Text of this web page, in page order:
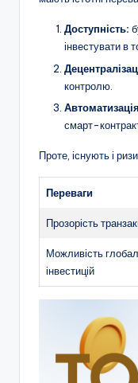
Доступність:
інвестувати в
контролю.
смарт-
Проте, існують і
Переваги
Прозорість
Можливість
інвестицій